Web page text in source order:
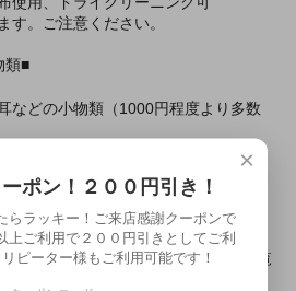
す。ご注意ください。
類■
などの小物類（1000円程度より多数
など（500円より多数販売中！）
という方■
ますので、よろしければそちらをご覧
×
ポン！２００円引き！
らラッキー！ご来店感謝クーポンで
上ご利用で２００円引きとしてご利
ピーター様もご利用可能です！